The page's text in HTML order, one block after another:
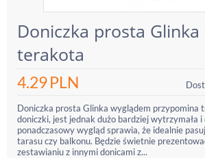
Doniczka prosta
terakota
4.29PLN
Doniczka prosta Glinka wyglądem przypomina
doniczki, jest jednak dużo bardziej wytrzymała i
ponadczasowy wygląd sprawia, że idealnie
tarasu czy balkonu. Będzie świetnie
zestawianiu z innymi donicami z...